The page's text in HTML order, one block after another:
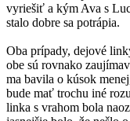
vyriešiť a kým Ava s
stalo dobre sa potrápia.
Oba prípady, dejové
obe sú rovnako
ma bavila o kúsok
bude mať trochu iné
linka s vrahom bola